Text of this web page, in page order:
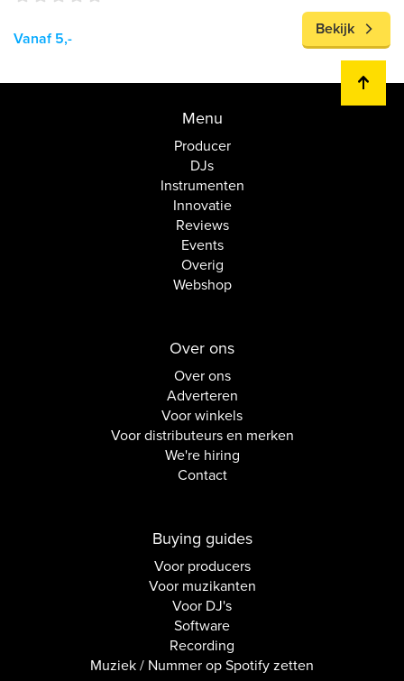
Vanaf 5,-
Bekijk
Menu
Producer
DJs
Instrumenten
Innovatie
Reviews
Events
Overig
Webshop
Over ons
Over ons
Adverteren
Voor winkels
Voor distributeurs en merken
We're hiring
Contact
Buying guides
Voor producers
Voor muzikanten
Voor DJ's
Software
Recording
Muziek / Nummer op Spotify zetten